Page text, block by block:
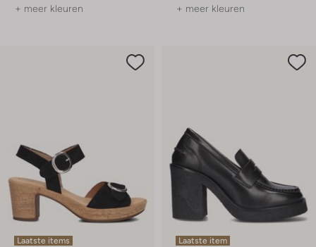
+ meer kleuren + meer kleuren
Laatste items
Laatste item